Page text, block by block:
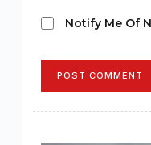
Notify Me Of
POST COMMENT